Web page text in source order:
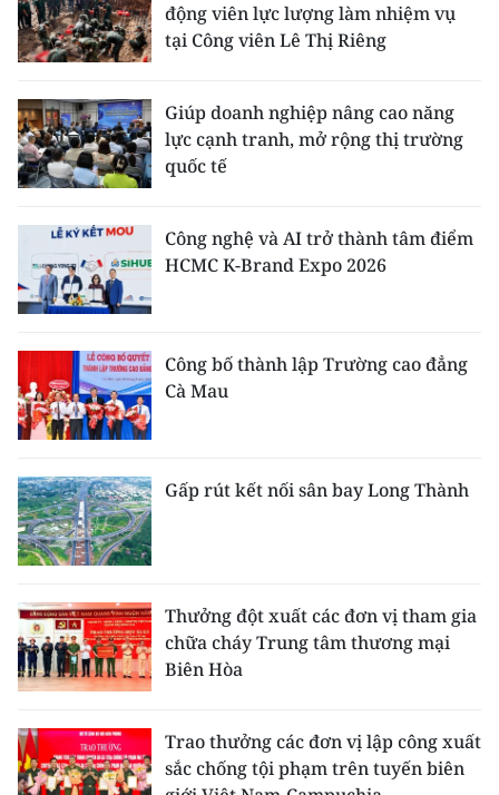
Bắc Trung Bộ
Duyên hải Nam Trung Bộ và Tây
Nguyên
Đông Nam Bộ
Đồng bằng sông Cửu Long
Chuyên trang Hà Nội
Chuyên trang TP. Hồ Chí Minh
CÁC CHUYÊN TRANG
THỜI NAY
NHÂN DÂN HẰNG THÁNG
MUA BÁO
ĐỌC BÁO IN
động viên lực lượng làm nhiệm vụ
tại Công viên Lê Thị Riêng
Giúp doanh nghiệp nâng cao năng
lực cạnh tranh, mở rộng thị trường
quốc tế
Công nghệ và AI trở thành tâm điểm
HCMC K-Brand Expo 2026
Công bố thành lập Trường cao đẳng
Cà Mau
Gấp rút kết nối sân bay Long Thành
Thưởng đột xuất các đơn vị tham gia
chữa cháy Trung tâm thương mại
Biên Hòa
Trao thưởng các đơn vị lập công xuất
sắc chống tội phạm trên tuyến biên